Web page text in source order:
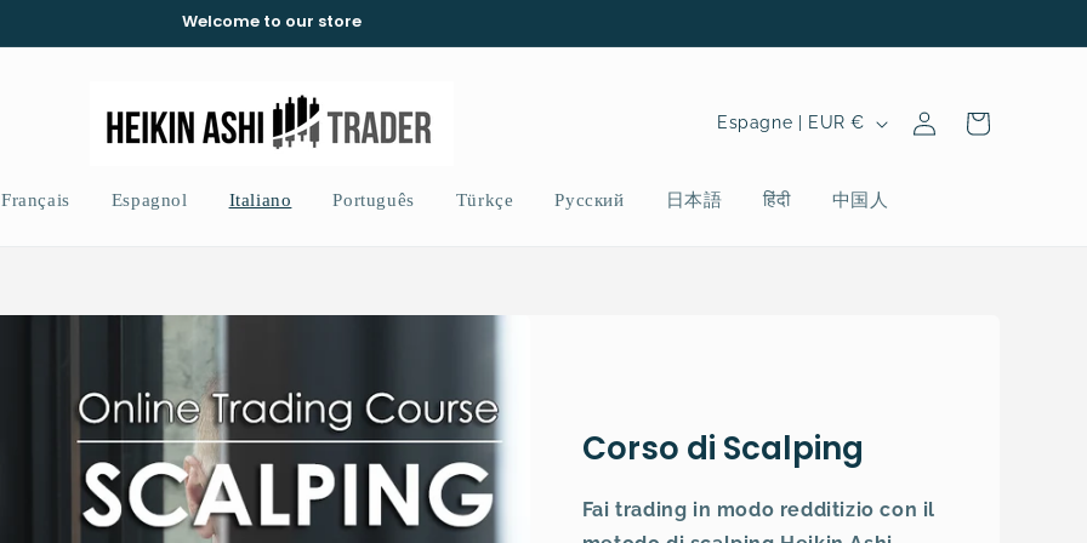
Welcome to our store
Français Espagnol Italiano Português Türkçe Русский 日本語 हिंदी 中国人
P
y
o
Espagne | EUR € ConnexionPanier
Corso di Scalping
Fai trading in modo redditizio con il